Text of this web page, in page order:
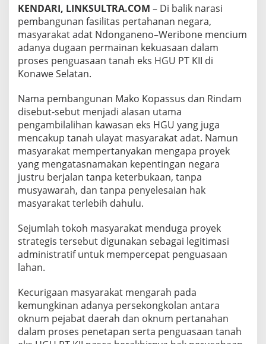
N
e
g
a
d
l
a
m
P
e
n
g
u
a
s
a
n
T
a
n
E
k
s
H
G
U
KENDARI, LINKSULTRA.COM – Di balik narasi
pembangunan fasilitas pertahanan negara,
masyarakat adat Ndonganeno–Weribone mencium
adanya dugaan permainan kekuasaan dalam
proses penguasaan tanah eks HGU PT KII di
Konawe Selatan.
Nama pembangunan Mako Kopassus dan Rindam
disebut-sebut menjadi alasan utama
pengambilalihan kawasan eks HGU yang juga
mencakup tanah ulayat masyarakat adat. Namun
masyarakat mempertanyakan mengapa proyek
yang mengatasnamakan kepentingan negara
justru berjalan tanpa keterbukaan, tanpa
musyawarah, dan tanpa penyelesaian hak
masyarakat terlebih dahulu.
Sejumlah tokoh masyarakat menduga proyek
strategis tersebut digunakan sebagai legitimasi
administratif untuk mempercepat penguasaan
lahan.
Kecurigaan masyarakat mengarah pada
kemungkinan adanya persekongkolan antara
oknum pejabat daerah dan oknum pertanahan
dalam proses penetapan serta penguasaan tanah